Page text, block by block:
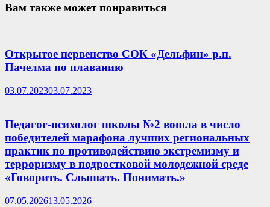
Вам также может понравиться
Открытое первенство СОК «Дельфин» р.п.
Пачелма по плаванию
03.07.202303.07.2023
Педагог-психолог школы №2 вошла в число
победителей марафона лучших региональных
практик по противодействию экстремизму и
терроризму в подростковой молодежной среде
«Говорить. Слышать. Понимать.»
07.05.202613.05.2026